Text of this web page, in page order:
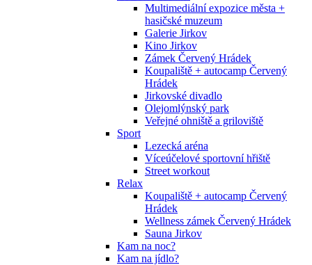
Multimediální expozice města +
hasičské muzeum
Galerie Jirkov
Kino Jirkov
Zámek Červený Hrádek
Koupaliště + autocamp Červený
Hrádek
Jirkovské divadlo
Olejomlýnský park
Veřejné ohniště a griloviště
Sport
Lezecká aréna
Víceúčelové sportovní hřiště
Street workout
Relax
Koupaliště + autocamp Červený
Hrádek
Wellness zámek Červený Hrádek
Sauna Jirkov
Kam na noc?
Kam na jídlo?